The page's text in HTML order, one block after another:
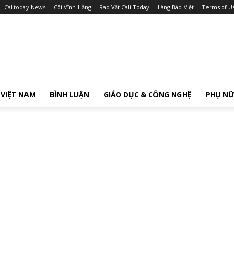
Calitoday News Cõi Vĩnh Hằng Rao Vặt Cali Today Làng Báo Việt Terms of
VIỆT NAM BÌNH LUẬN GIÁO DỤC & CÔNG NGHỆ PHỤ NỮ